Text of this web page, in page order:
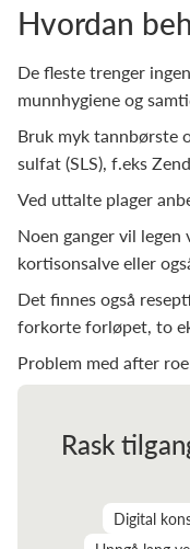
Hvordan
De fleste trenger
munnhygiene og
Bruk myk tannbørste
sulfat (SLS), f.eks
Ved uttalte plager
Noen ganger vil
kortisonsalve eller
Det finnes også
forkorte forløpet, to
Problem med after
Rask
Digital